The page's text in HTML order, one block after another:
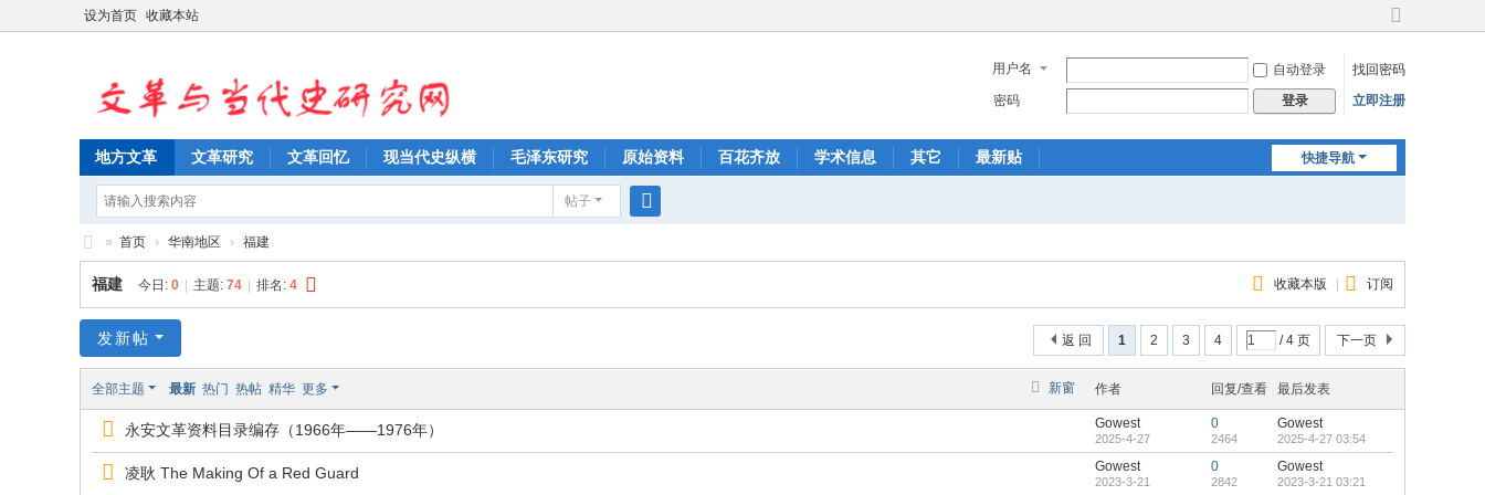
设为首页 收藏本站
切
到
宽
用户名 自动登录
找回密码
密码
登录 立即注册
快捷导航
地方文革 文革研究 文革回忆 现当代史纵横 毛泽东研究 原始资料 百花齐放 学术信息 其它 最新贴
帖子
索
文
革
当
» 首页 › 华南地区 › 福建
收藏本版 订阅
福建 今日: 0 主题: 74 排名: 4
1 2 3 4 / 4 页 下一页
返 回
发新帖
新窗
全部主题 最新 热门 热帖 精华 更多 作者 回复/查看 最后发表
永安文革资料目录编存（1966年——1976年） Gowest
2025-4-27
0
2464
Gowest
2025-4-27 03:54
凌耿 The Making Of a Red Guard Gowest
2023-3-21
0
2842
Gowest
2023-3-21 03:21